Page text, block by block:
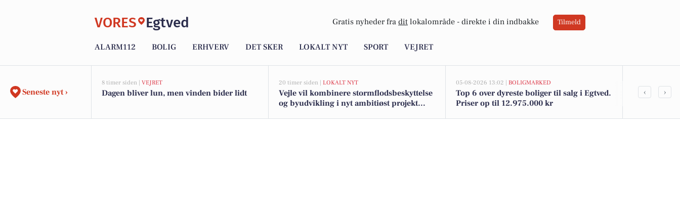
VORES Egtved Gratis nyheder fra dit lokalområde - direkte i din indbakke Tilmeld
ALARM112 BOLIG ERHVERV DET SKER LOKALT NYT SPORT VEJRET
Seneste nyt ›
8 timer siden | VEJRET
Dagen bliver lun, men vinden bider lidt
20 timer siden | LOKALT NYT
Vejle vil kombinere stormflodsbeskyttelse
og byudvikling i nyt ambitiøst projekt
05-08-2026 13:02 | BOLIGMARKED
Top 6 over dyreste boliger til salg i Egtved.
Priser op til 12.975.000 kr
Vejle vil
‹ ›